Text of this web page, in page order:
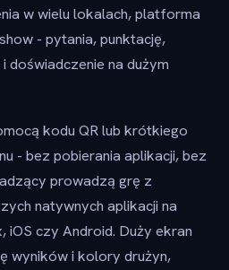
w wielu lokalach, platforma
- pytania, punktację,
doświadczenie na dużym
kodu QR lub krótkiego
- bez pobierania aplikacji, bez
prowadzą grę z
natywnych aplikacji na
iOS czy Android. Duży ekran
wyników i kolory drużyn,